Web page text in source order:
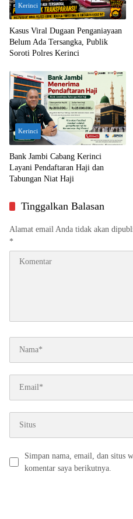
Kerinci
Kasus Viral Dugaan Penganiayaan
Belum Ada Tersangka, Publik
Soroti Polres Kerinci
Kerinci
Bank Jambi Cabang Kerinci
Layani Pendaftaran Haji dan
Tabungan Niat Haji
Tinggalkan Balasan
Alamat email Anda tidak akan
*
Simpan nama, email, dan situs
komentar saya berikutnya.